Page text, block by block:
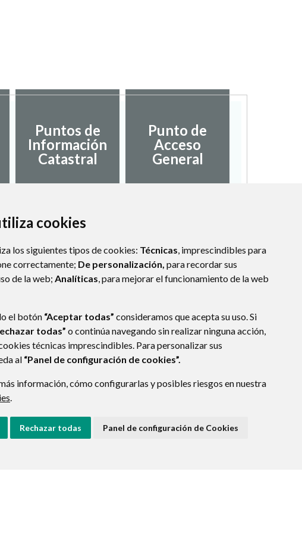
cookies
los siguientes tipos de cookies: Técnicas, imprescindibles para
correctamente; De personalización, para recordar sus
de la web; Analíticas, para mejorar el funcionamiento de la web
el botón “Aceptar todas” consideramos que acepta su uso. Si
todas” o continúa navegando sin realizar ninguna acción,
técnicas imprescindibles. Para personalizar sus
al “Panel de configuración de cookies”.
información, cómo configurarlas y posibles riesgos en nuestra
.
Rechazar todas Panel de configuración de Cookies
Puntos de
Información
Catastral
Punto de
Acceso
General
(ESPAÑA)